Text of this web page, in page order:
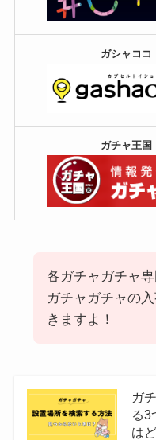
ガシャココ
ガチャ王国
各ガチャガチャ
ガチャガチャの
きますよ！
ガ
る3
は